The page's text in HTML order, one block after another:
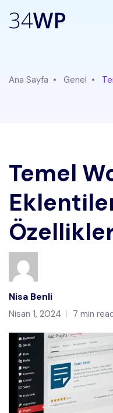
Ana Sayfa Genel
Temel
Nisa Benli
Nisan 1, 2024 7 min